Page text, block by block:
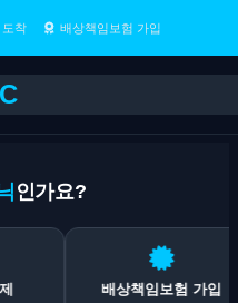
도착 배상책임보험 가입
인가요?
배상책임보험 가입